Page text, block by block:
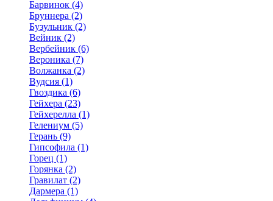
Барвинок (4)
Бруннера (2)
Бузульник (2)
Вейник (2)
Вербейник (6)
Вероника (7)
Волжанка (2)
Вудсия (1)
Гвоздика (6)
Гейхера (23)
Гейхерелла (1)
Гелениум (5)
Герань (9)
Гипсофила (1)
Горец (1)
Горянка (2)
Гравилат (2)
Дармера (1)